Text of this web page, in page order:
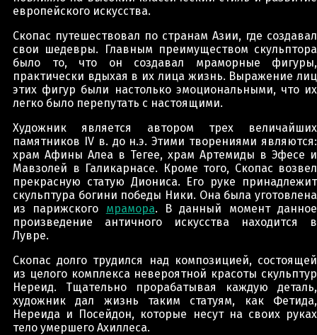
европейского искусства.
Скопас путешествовал по странам Азии, где создавал
свои шедевры. Главным преимуществом скульптора
было то, что он создавал мраморные фигуры,
практически вдыхая в их лица жизнь. Выражение лиц
этих фигур были настолько эмоциональными, что их
легко было перепутать с настоящими.
Художник является автором трех величайших
памятников IV в. до н.э. Этими творениями являются:
храм Афины Алеа в Тегее, храм Артемиды в Эфесе и
Мавзолей в Галикарнасе. Кроме того, Скопас возвел
прекрасную статую Диониса. Его руке принадлежит
скульптура богини победы Ники. Она была уготовлена
из парижского мрамора. В данный момент данное
произведение античного искусства находится в
Лувре.
Скопас долго трудился над композицией, состоящей
из целого комплекса невероятной красоты скульптур
Нереид. Тщательно прорабатывая каждую деталь,
художник дал жизнь таким статуям, как Фетида,
Нереида и Посейдон, которые несут на своих руках
тело умершего Ахиллеса.